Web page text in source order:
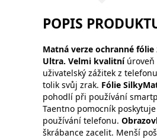
POPIS
Matná verze ochranné fólie
Ultra. Velmi kvalitní
uživatelský zážitek z
tolik svůj zrak. Fólie
pohodlí při používání
Taentno pomocník
používání telefonu.
škrábance zacelit. Menší